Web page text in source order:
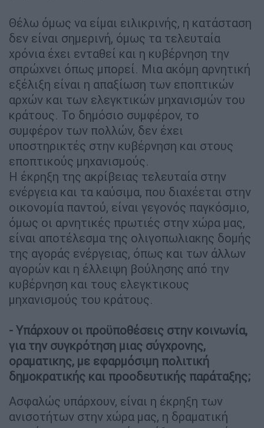
Θέλω όμως να είμαι ειλικρινής, η κατάσταση
δεν είναι σημερινή, όμως τα τελευταία
χρόνια έχει ενταθεί και η κυβέρνηση την
σπρώχνει όπως μπορεί. Μια ακόμη αρνητική
εξέλιξη είναι η απαξίωση των εποπτικών
αρχών και των ελεγκτικών μηχανισμών του
κράτους. Το δημόσιο συμφέρον, το
συμφέρον των πολλών, δεν έχει
υποστηρικτές στην κυβέρνηση και στους
εποπτικούς μηχανισμούς.
Η έκρηξη της ακρίβειας τελευταία στην
ενέργεια και τα καύσιμα, που διαχέεται στην
οικονομία παντού, είναι γεγονός παγκόσμιο,
όμως οι αρνητικές πρωτιές στην χώρα μας,
είναι αποτέλεσμα της ολιγοπωλιακης δομής
της αγοράς ενέργειας, όπως και των άλλων
αγορών και η έλλειψη βούλησης από την
κυβέρνηση και τους ελεγκτικους
μηχανισμούς του κράτους.
- Υπάρχουν οι προϋποθέσεις στην κοινωνία,
για την συγκρότηση μιας σύγχρονης,
οραματικης, με εφαρμόσιμη πολιτική
δημοκρατικής και προοδευτικής παράταξης;
Ασφαλώς υπάρχουν, είναι η έκρηξη των
ανισοτήτων στην χώρα μας, η δραματική